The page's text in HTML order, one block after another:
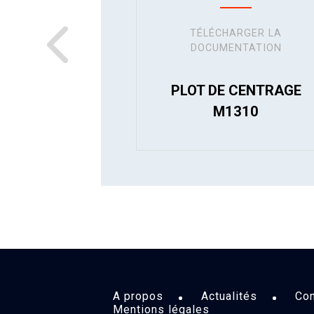
TÉLÉCHARGER LA
DOCUMENTATION
PLOT DE CENTRAGE
M1310
A propos Actualités
Mentions légales